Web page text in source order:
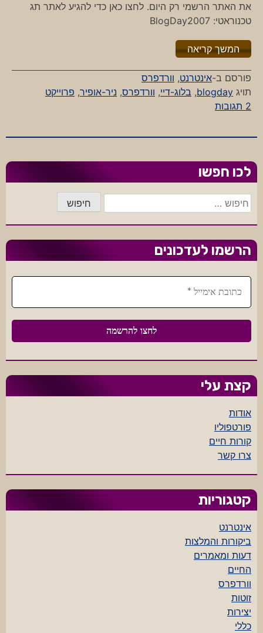
את האתר הרשמי רק היום. לחצו כאן כדי להגיע לאתר תג
טכנוראטי: BlogDay2007
המשך קריאה"%s"
פורסם ב-אינטרנט, וורדפרס
תויג blogday
, בלוג-דיי, וורדפרס, ניר-אופיר, פרוייקט
2 תגובות
על
2007
לכו חפשו
חיפוש:
הרשמו לעדכונים
קצת עלי
אודות
פורטפוליו
קורות חיים
צרו קשר
קטגוריות
אינטרנט
ביקורות והמלצות
דעות ומאמרים
החיים
וורדפרס
זוטות
יצירות
כללי